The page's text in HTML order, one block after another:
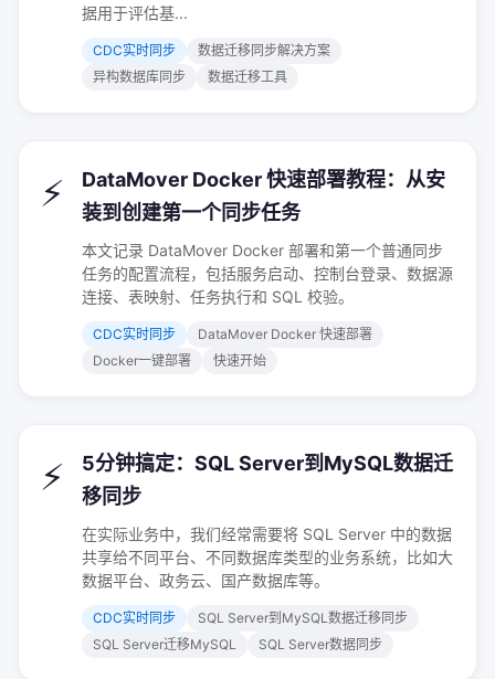
据用于评估基...
CDC实时同步
数据迁移同步解决方案
异构数据库同步
数据迁移工具
⚡
DataMover Docker 快速部署教程：从安
装到创建第一个同步任务
本文记录 DataMover Docker 部署和第一个普通同步
任务的配置流程，包括服务启动、控制台登录、数据源
连接、表映射、任务执行和 SQL 校验。
CDC实时同步
DataMover Docker 快速部署
Docker一键部署
快速开始
⚡
5分钟搞定：SQL Server到MySQL数据迁
移同步
在实际业务中，我们经常需要将 SQL Server 中的数据
共享给不同平台、不同数据库类型的业务系统，比如大
数据平台、政务云、国产数据库等。
CDC实时同步
SQL Server到MySQL数据迁移同步
SQL Server迁移MySQL
SQL Server数据同步